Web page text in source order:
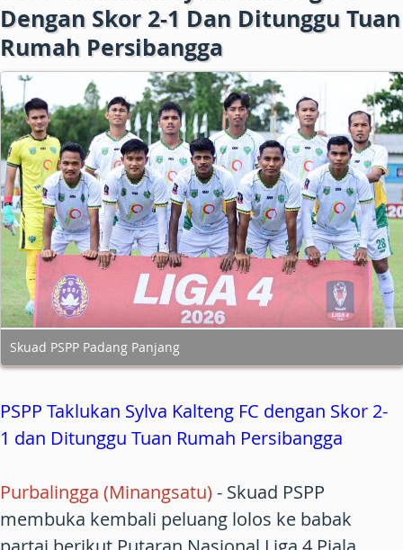
Dengan Skor 2-1 Dan Ditunggu Tuan
Rumah Persibangga
Skuad PSPP Padang Panjang
PSPP Taklukan Sylva Kalteng FC dengan Skor 2-
1 dan Ditunggu Tuan Rumah Persibangga
Purbalingga (Minangsatu) - Skuad PSPP
membuka kembali peluang lolos ke babak